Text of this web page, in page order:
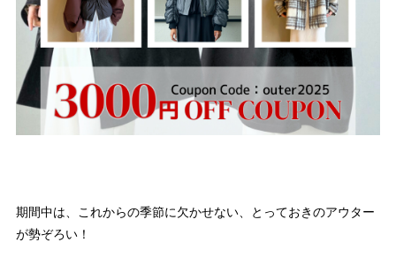
期間中は、これからの季節に欠かせない、とっておきのアウター
が勢ぞろい！